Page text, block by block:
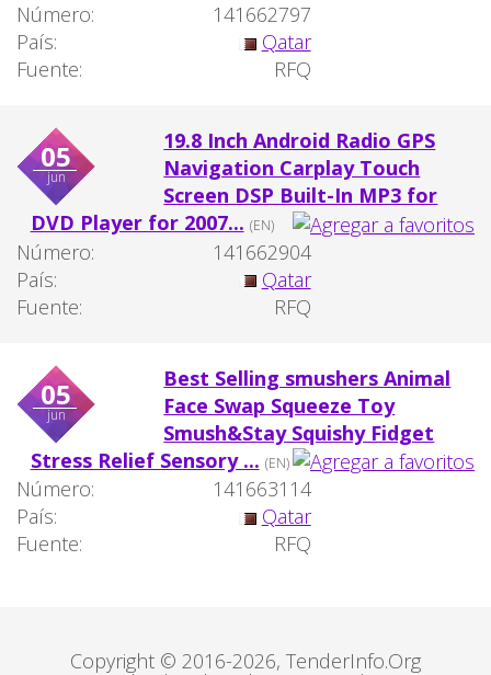
Número:
141662797
País:
Qatar
Fuente:
RFQ
05
jun
19.8 Inch Android Radio GPS
Navigation Carplay Touch
Screen DSP Built-In MP3 for
DVD Player for 2007... (EN)
Número:
141662904
País:
Qatar
Fuente:
RFQ
05
jun
Best Selling smushers Animal
Face Swap Squeeze Toy
Smush&Stay Squishy Fidget
Stress Relief Sensory ... (EN)
Número:
141663114
País:
Qatar
Fuente:
RFQ
Copyright © 2016-2026, TenderInfo.Org